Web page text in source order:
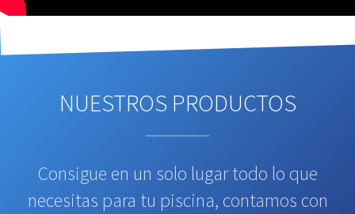
NUESTROS PRODUCTOS
Consigue en un solo lugar todo lo que
necesitas para tu piscina, contamos con